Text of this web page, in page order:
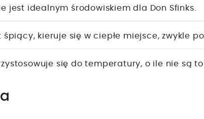
jest idealnym środowiskiem dla Don Sfinks.
śpiący, kieruje się w ciepłe miejsce, zwykle
się do temperatury, o ile nie są